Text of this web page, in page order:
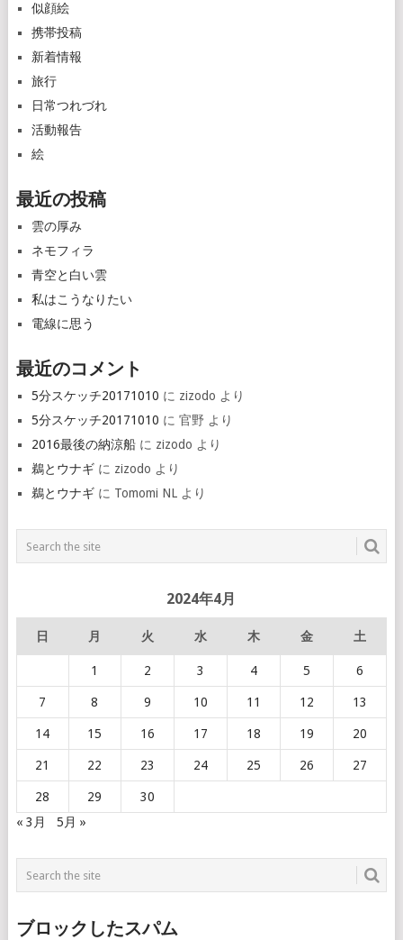
似顔絵
携帯投稿
新着情報
旅行
日常つれづれ
活動報告
絵
最近の投稿
雲の厚み
ネモフィラ
青空と白い雲
私はこうなりたい
電線に思う
最近のコメント
5分スケッチ20171010 に zizodo より
5分スケッチ20171010 に 官野 より
2016最後の納涼船に zizodo より
鵜とウナギに zizodo より
鵜とウナギに Tomomi NLより
2024年4月
日 月 火 水 木 金 土
1 2 3 4 5 6
7 8 9 10 11 12 13
14 15 16 17 18 19 20
21 22 23 24 25 26 27
28 29
30
« 3月
5月 »
ブロックしたスパム